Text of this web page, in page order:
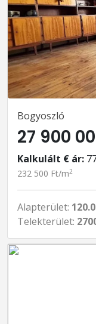
Bogyoszló
27 900
Kalkulált € ár:
232 500 Ft/m2
Alapterület:
Telekterület: